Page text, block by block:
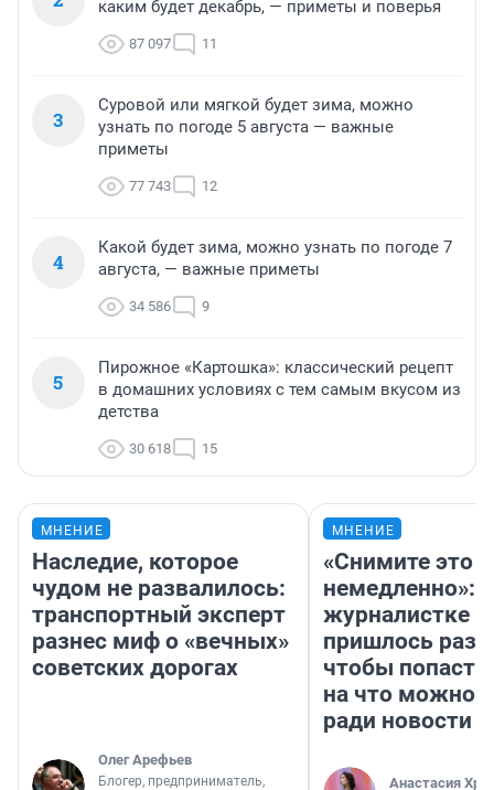
каким будет декабрь, — приметы и поверья
87 097 11
3
Суровой или мягкой будет зима, можно
узнать по погоде 5 августа — важные
приметы
77 743 12
4
Какой будет зима, можно узнать по погоде 7
августа, — важные приметы
34 586 9
5
Пирожное «Картошка»: классический рецепт
в домашних условиях с тем самым вкусом из
детства
30 618 15
МНЕНИЕ
Наследие, которое
чудом не развалилось:
транспортный эксперт
разнес миф о «вечных»
советских дорогах
Олег Арефьев
Блогер, предприниматель,
МНЕНИЕ
«Снимите это
немедленно»:
журналистке
пришлось
чтобы попасть
на что можно
ради новости
Анастасия